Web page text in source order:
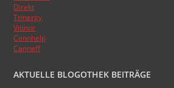
Direkt
Trinergy
Vitinor
Cannhelp
Canneff
AKTUELLE BLOGOTHEK BEITRÄGE